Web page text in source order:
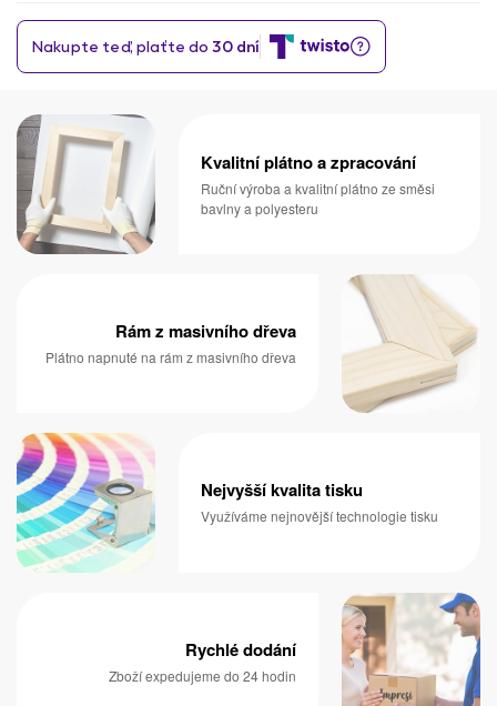
Kvalitní plátno a zpracování
Ruční výroba a kvalitní plátno ze směsi
bavlny a polyesteru
Rám z masivního dřeva
Plátno napnuté na rám z masivního dřeva
Nejvyšší kvalita tisku
Využíváme nejnovější technologie tisku
Rychlé dodání
Zboží expedujeme do 24 hodin